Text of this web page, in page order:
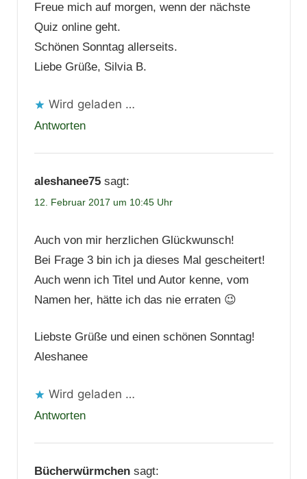
Freue mich auf morgen, wenn der nächste
Quiz online geht.
Schönen Sonntag allerseits.
Liebe Grüße, Silvia B.
Wird geladen …
Antworten
aleshanee75 sagt:
12. Februar 2017 um 10:45 Uhr
Auch von mir herzlichen Glückwunsch!
Bei Frage 3 bin ich ja dieses Mal gescheitert!
Auch wenn ich Titel und Autor kenne, vom
Namen her, hätte ich das nie erraten 😉
Liebste Grüße und einen schönen Sonntag!
Aleshanee
Wird geladen …
Antworten
Bücherwürmchen sagt: